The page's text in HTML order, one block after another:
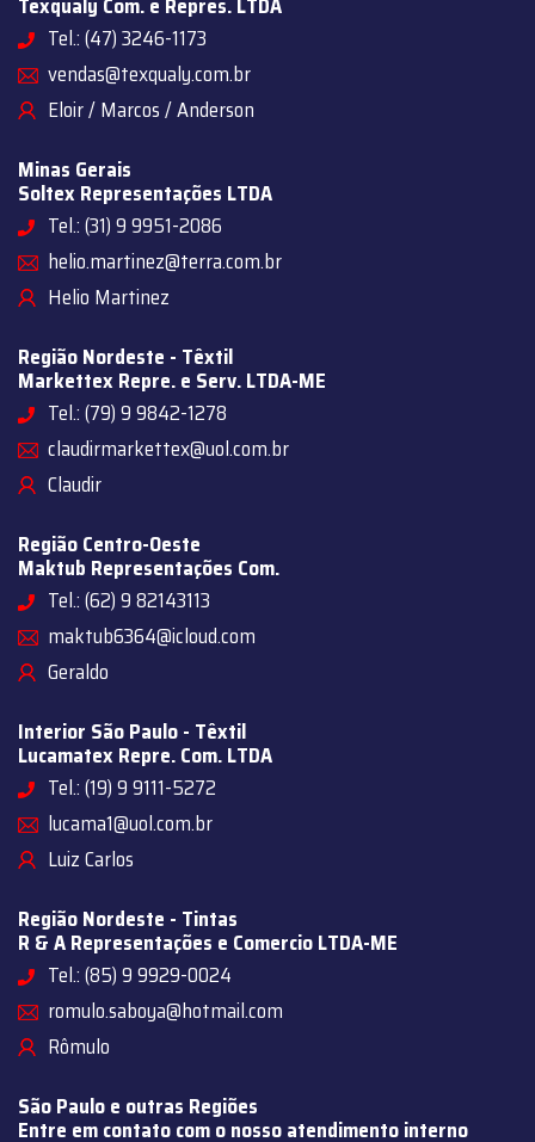
Tel.: (47) 3246-1173
vendas@texqualy.com.br
Eloir / Marcos / Anderson
Minas Gerais
Soltex Representações LTDA
Tel.: (31) 9 9951-2086
helio.martinez@terra.com.br
Helio Martinez
Região Nordeste - Têxtil
Markettex Repre. e Serv. LTDA-ME
Tel.: (79) 9 9842-1278
claudirmarkettex@uol.com.br
Claudir
Região Centro-Oeste
Maktub Representações Com.
Tel.: (62) 9 82143113
maktub6364@icloud.com
Geraldo
Interior São Paulo - Têxtil
Lucamatex Repre. Com. LTDA
Tel.: (19) 9 9111-5272
lucama1@uol.com.br
Luiz Carlos
Região Nordeste - Tintas
R & A Representações e Comercio LTDA-ME
Tel.: (85) 9 9929-0024
romulo.saboya@hotmail.com
Rômulo
São Paulo e outras Regiões
Entre em contato com o nosso atendimento interno